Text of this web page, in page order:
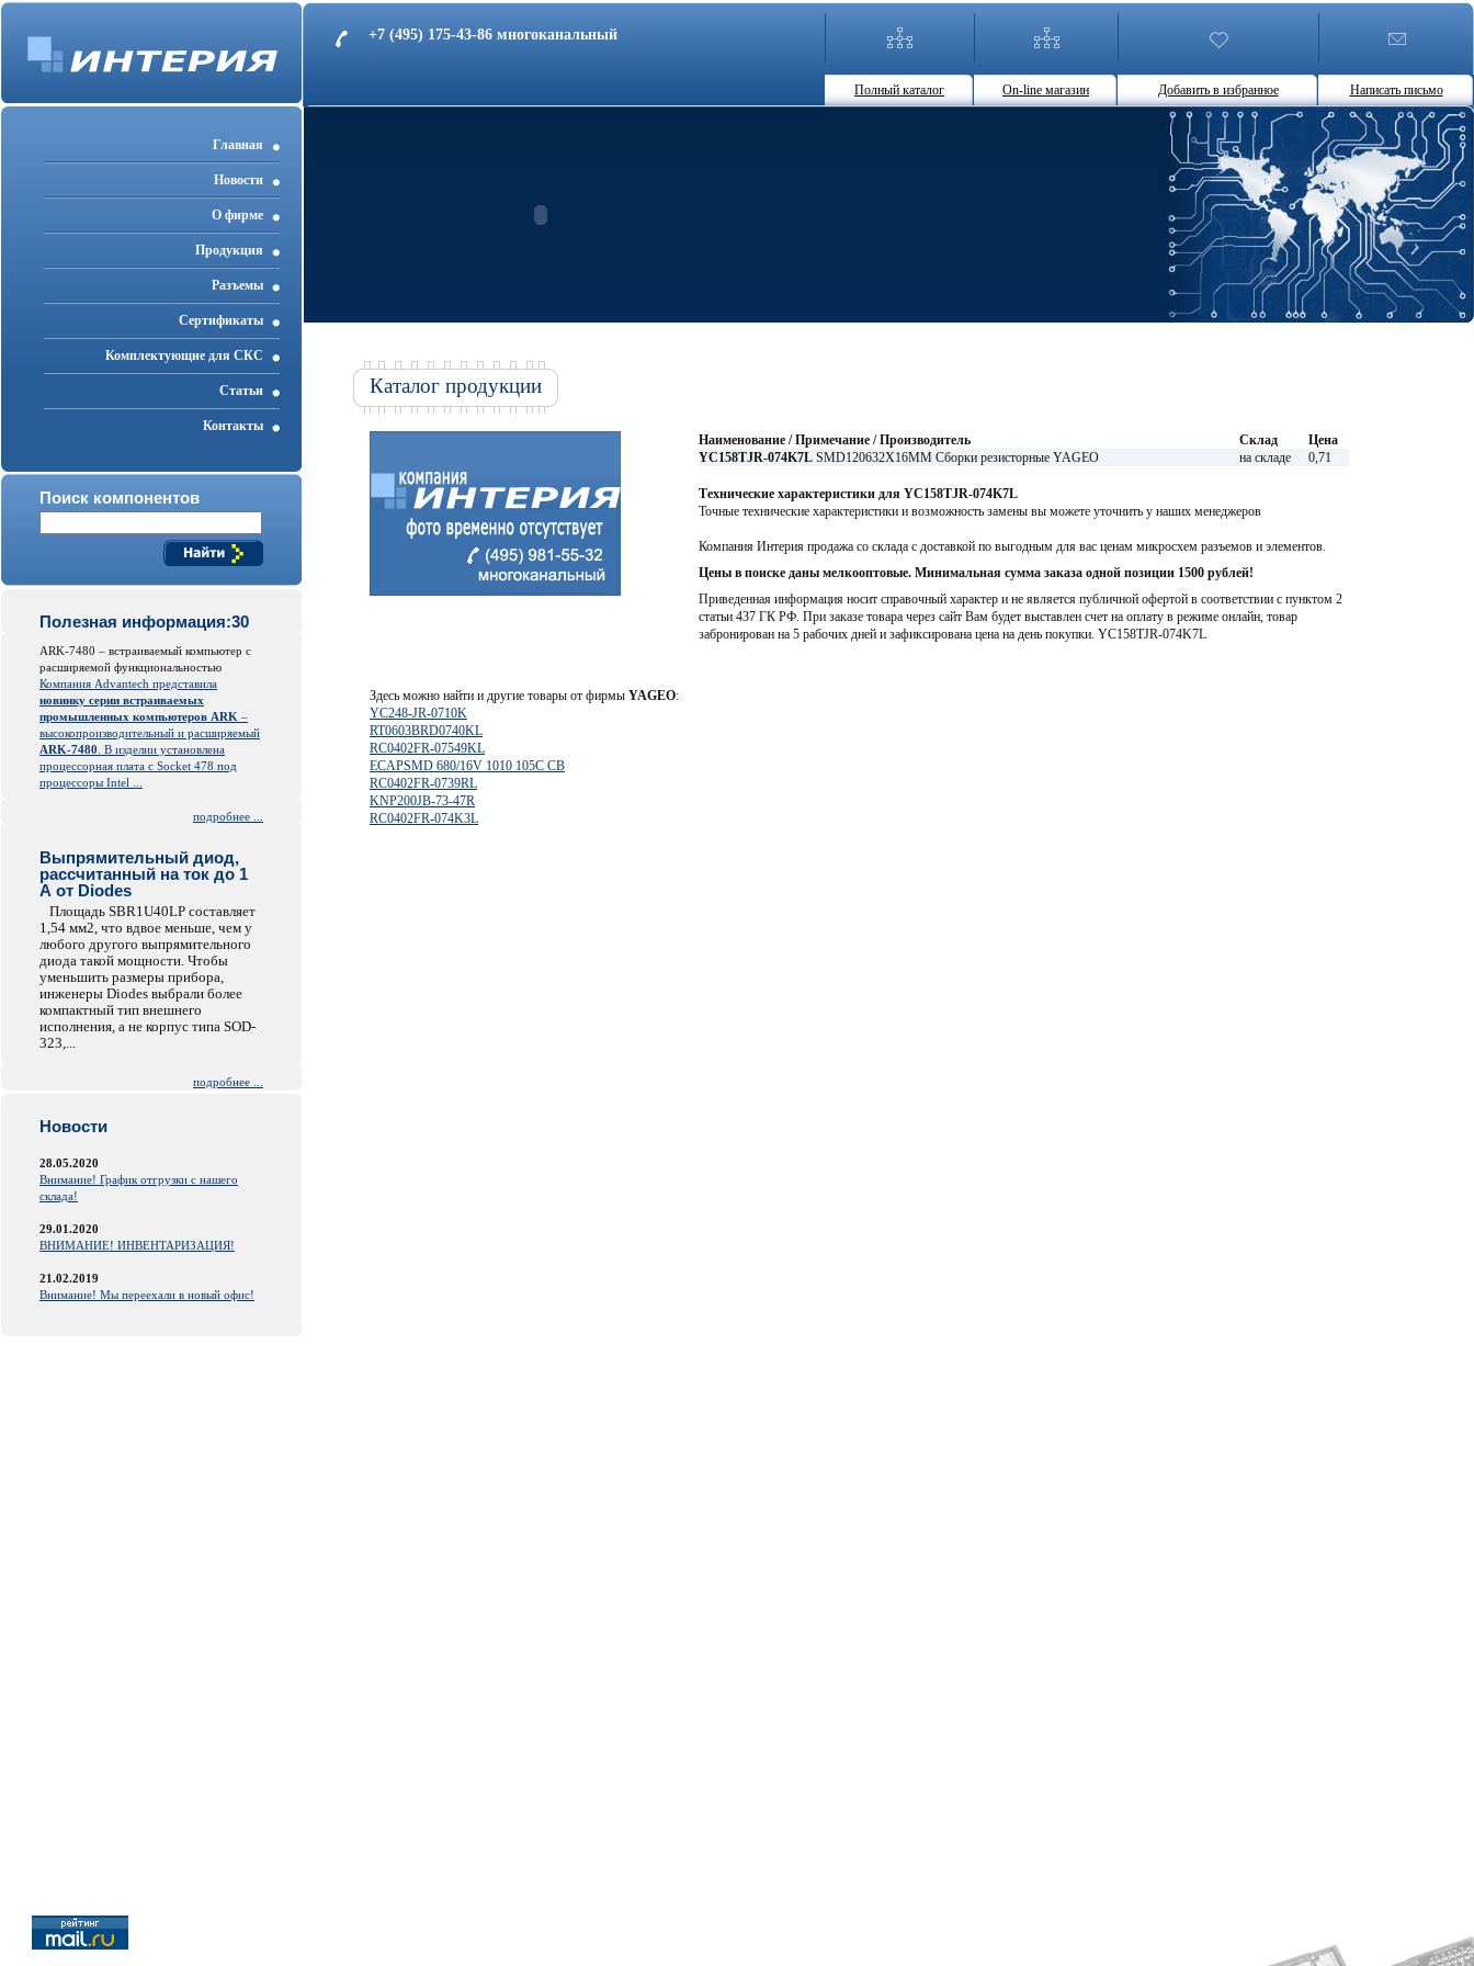
+7 (495) 175-43-86 многоканальный
Полный каталог On-line магазин Добавить в избранное Написать письмо
Главная
Новости
О фирме
Продукция
Разъемы
Cертификаты
Комплектующие для СКС
Статьи
Контакты
Поиск компонентов
Полезная информация:30
ARK-7480 – встраиваемый компьютер с
расширяемой функциональностью
Компания Advantech представила
новинку серии встраиваемых
промышленных компьютеров ARK –
высокопроизводительный и расширяемый
ARK-7480 . В изделии установлена
процессорная плата с Socket 478 под
процессоры Intel ...
подробнее ...
Выпрямительный диод,
рассчитанный на ток до 1
А от Diodes
Площадь SBR1U40LP составляет
1,54 мм2, что вдвое меньше, чем у
любого другого выпрямительного
диода такой мощности. Чтобы
уменьшить размеры прибора,
инженеры Diodes выбрали более
компактный тип внешнего
исполнения, а не корпус типа SOD-
323,...
подробнее ...
Новости
28.05.2020
Внимание! График отгрузки с нашего
склада!
29.01.2020
ВНИМАНИЕ! ИНВЕНТАРИЗАЦИЯ!
21.02.2019
Внимание! Мы переехали в новый офис!
Каталог продукции
Наименование / Примечание / Производитель Склад
Цена
YC158TJR-074K7L SMD120632X16MM Сборки резисторные YAGEO на складе 0,71
Технические характеристики для YC158TJR-074K7L
Точные технические характеристики и возможность замены вы можете уточнить у наших менеджеров
Компания Интерия продажа со склада с доставкой по выгодным для вас ценам микросхем разъемов и элементов.
Цены в поиске даны мелкооптовые. Минимальная сумма заказа одной позиции 1500 рублей!
Приведенная информация носит справочный характер и не является публичной офертой в соответствии с пунктом 2
статьи 437 ГК РФ. При заказе товара через сайт Вам будет выставлен счет на оплату в режиме онлайн, товар
забронирован на 5 рабочих дней и зафиксирована цена на день покупки. YC158TJR-074K7L
Здесь можно найти и другие товары от фирмы YAGEO:
YC248-JR-0710K
RT0603BRD0740KL
RC0402FR-07549KL
ECAPSMD 680/16V 1010 105C CB
RC0402FR-0739RL
KNP200JB-73-47R
RC0402FR-074K3L